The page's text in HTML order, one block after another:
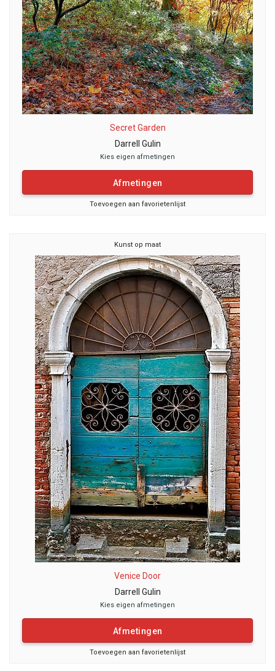
Secret Garden
Darrell Gulin
Kies eigen afmetingen
Afmetingen
Toevoegen aan favorietenlijst
Kunst op maat
Venice Door
Darrell Gulin
Kies eigen afmetingen
Afmetingen
Toevoegen aan favorietenlijst